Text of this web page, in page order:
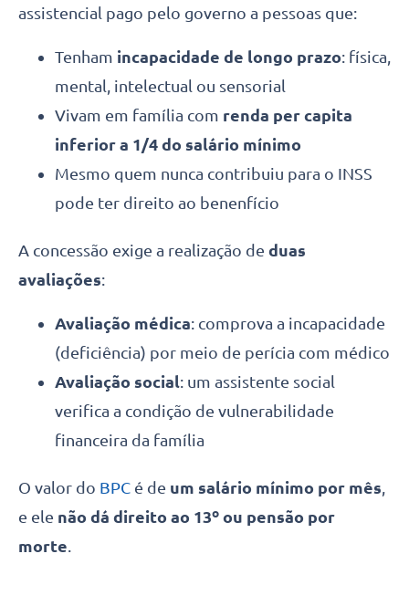
assistencial pago pelo governo a pessoas que:
Tenham incapacidade de longo prazo: física,
mental, intelectual ou sensorial
Vivam em família com renda per capita
inferior a 1/4 do salário mínimo
Mesmo quem nunca contribuiu para o INSS
pode ter direito ao benenfício
A concessão exige a realização de duas
avaliações:
Avaliação médica: comprova a incapacidade
(deficiência) por meio de perícia com médico
Avaliação social: um assistente social
verifica a condição de vulnerabilidade
financeira da família
O valor do BPC é de um salário mínimo por mês,
e ele não dá direito ao 13º ou pensão por
morte.